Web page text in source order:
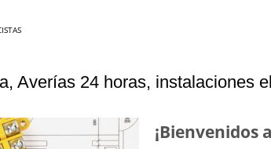
Averías 24 horas, instalaciones
¡Bienvenidos